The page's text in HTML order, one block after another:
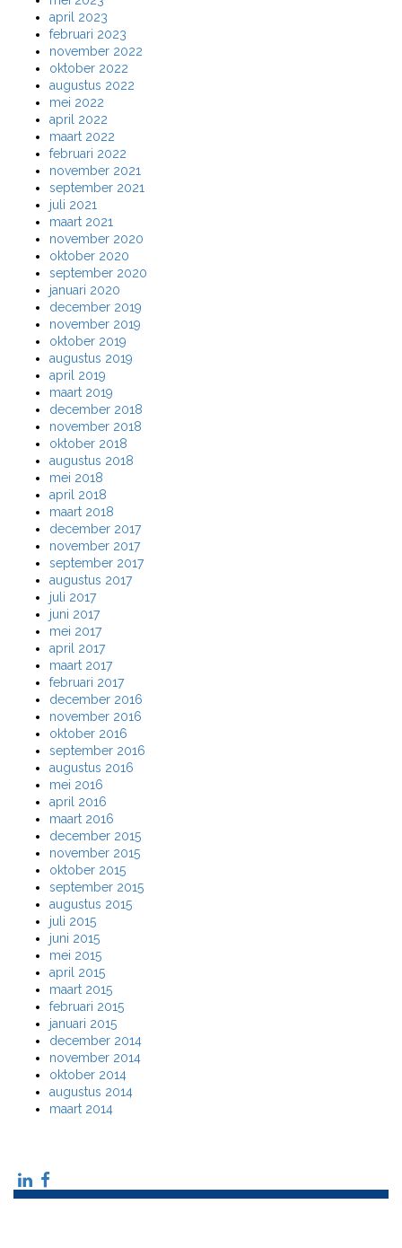
april 2023
februari 2023
november 2022
oktober 2022
augustus 2022
mei 2022
april 2022
maart 2022
februari 2022
november 2021
september 2021
juli 2021
maart 2021
november 2020
oktober 2020
september 2020
januari 2020
december 2019
november 2019
oktober 2019
augustus 2019
april 2019
maart 2019
december 2018
november 2018
oktober 2018
augustus 2018
mei 2018
april 2018
maart 2018
december 2017
november 2017
september 2017
augustus 2017
juli 2017
juni 2017
mei 2017
april 2017
maart 2017
februari 2017
december 2016
november 2016
oktober 2016
september 2016
augustus 2016
mei 2016
april 2016
maart 2016
december 2015
november 2015
oktober 2015
september 2015
augustus 2015
juli 2015
juni 2015
mei 2015
april 2015
maart 2015
februari 2015
januari 2015
december 2014
november 2014
oktober 2014
augustus 2014
maart 2014